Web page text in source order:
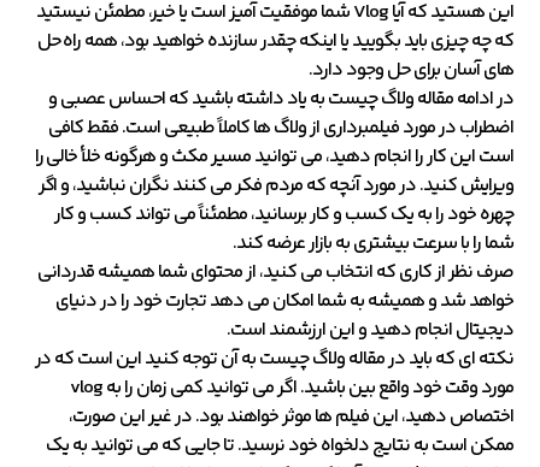
این هستید که آیا Vlog شما موفقیت آمیز است یا خیر، مطمئن نیستید
که چه چیزی باید بگویید یا اینکه چقدر سازنده خواهید بود، همه راه حل
های آسان برای حل وجود دارد.
در ادامه مقاله ولاگ چیست به یاد داشته باشید که احساس عصبی و
اضطراب در مورد فیلمبرداری از ولاگ ها کاملاً طبیعی است. فقط کافی
است این کار را انجام دهید، می توانید مسیر مکث و هرگونه خلأ خالی را
ویرایش کنید. در مورد آنچه که مردم فکر می کنند نگران نباشید، و اگر
چهره خود را به یک کسب و کار برسانید، مطمئناً می تواند کسب و کار
شما را با سرعت بیشتری به بازار عرضه کند.
صرف نظر از کاری که انتخاب می کنید، از محتوای شما همیشه قدردانی
خواهد شد و همیشه به شما امکان می دهد تجارت خود را در دنیای
دیجیتال انجام دهید و این ارزشمند است.
نکته ای که باید در مقاله ولاگ چیست به آن توجه کنید این است که در
مورد وقت خود واقع بین باشید. اگر می توانید کمی زمان را به vlog
اختصاص دهید، این فیلم ها موثر خواهند بود. در غیر این صورت،
ممکن است به نتایج دلخواه خود نرسید. تا جایی که می توانید به یک